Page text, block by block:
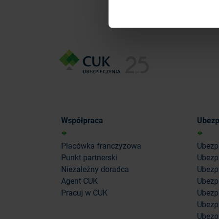
Współpraca
Placówka franczyzowa
Punkt partnerski
Niezależny doradca
Agent CUK
Pracuj w CUK